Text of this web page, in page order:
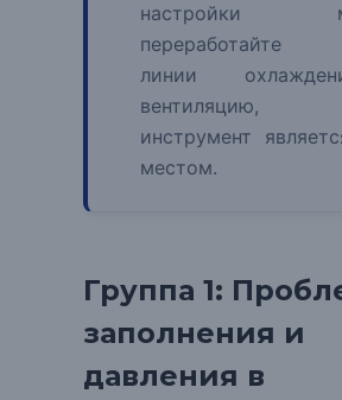
настройки
переработайте
линии
вентиляцию,
инструмент
местом.
Группа 1:
заполнения и
давления в